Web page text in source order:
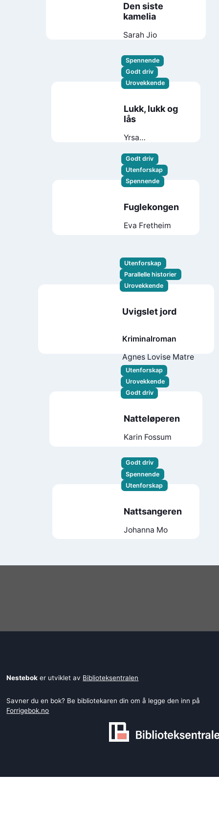
Den siste
kamelia
Sarah Jio
Spennende
Godt driv
Urovekkende
Lukk, lukk og
lås
Yrsa
Godt driv
Utenforskap
Spennende
Fuglekongen
Eva Fretheim
Utenforskap
Parallelle historier
Urovekkende
Uvigslet jord
Kriminalroman
Agnes Lovise Matre
Utenforskap
Urovekkende
Godt driv
Natteløperen
Karin Fossum
Godt driv
Spennende
Utenforskap
Nattsangeren
Johanna Mo
Nestebok er utviklet av Biblioteksentralen
Savner du en bok? Be bibliotekaren din om å legge den inn på
Forrigebok.no